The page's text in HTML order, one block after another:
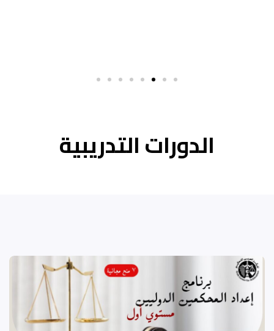
الدورات التدريبية